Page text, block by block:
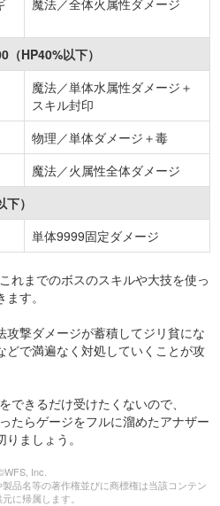
魔法／全体火属性ダメージ
HP40%以下）
魔法／単体水属性ダメージ＋
スキル封印
物理／単体ダメージ＋毒
魔法／火属性全体ダメージ
）
単体9999固定ダメージ
れまでのボスのスキルや大技を使っ
す。
撃ダメージが蓄積してジリ貧にな
どで満遍なく対処していくことが攻
できるだけ受けたくないので、
たらゲージをフルに溜めたアナザー
ましょう。
Inc.
品名等の著作権並びに商標権は当該コンテン
に帰属します。